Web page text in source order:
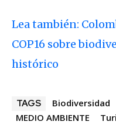
Lea también:
COP16 sobre
histórico
TAGS Biodiversidad
MEDIO AMBIENTE